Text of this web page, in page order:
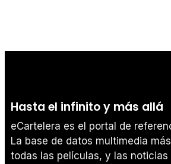
Hasta el infinito y más allá
eCartelera es el portal de
La base de datos multimedia
todas las películas, y las noticias